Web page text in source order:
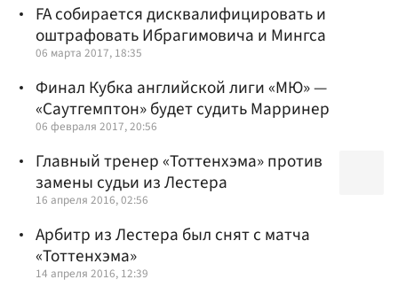
FA собирается дисквалифицировать и
оштрафовать Ибрагимовича и Мингса
06 марта 2017, 18:35
Финал Кубка английской лиги «МЮ» —
«Саутгемптон» будет судить Марринер
06 февраля 2017, 20:56
Главный тренер «Тоттенхэма» против
замены судьи из Лестера
16 апреля 2016, 02:56
Арбитр из Лестера был снят с матча
«Тоттенхэма»
14 апреля 2016, 12:39